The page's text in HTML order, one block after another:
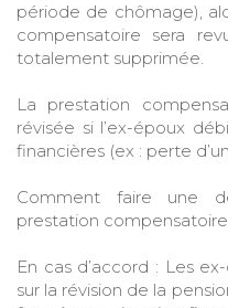
période de chômage),
compensatoire sera
totalement supprimée.
La prestation
révisée si l’ex-époux
financières (ex : perte
Comment faire une
prestation
En cas d’accord : Les
sur la révision de la